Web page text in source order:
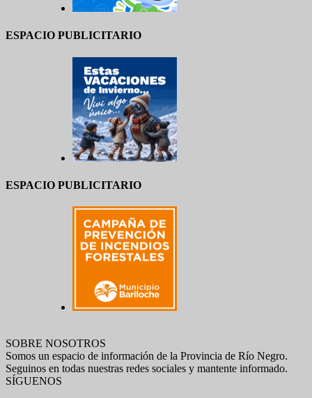
ESPACIO PUBLICITARIO
ESPACIO PUBLICITARIO
SOBRE NOSOTROS
Somos un espacio de información de la Provincia de Río Negro.
Seguinos en todas nuestras redes sociales y mantente informado.
SÍGUENOS